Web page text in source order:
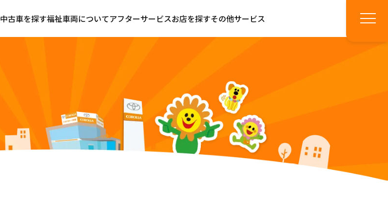
中古車を探す福祉車両についてアフターサービスお店を探すその他サービス